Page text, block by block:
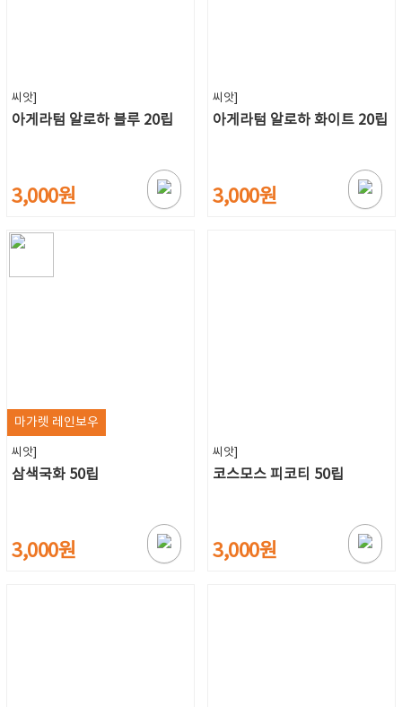
씨앗]
아게라텀 알로하 블루 20립
3,000원
씨앗]
아게라텀 알로하 화이트 20립
3,000원
마가렛 레인보우
씨앗]
삼색국화 50립
3,000원
씨앗]
코스모스 피코티 50립
3,000원